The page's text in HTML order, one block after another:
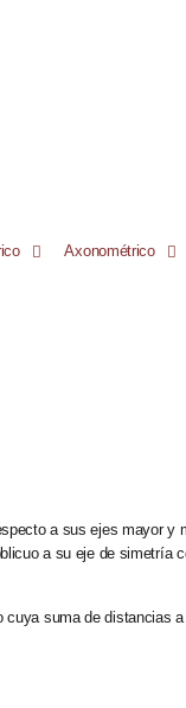
Axonométrico
a sus ejes mayor y
a su eje de simetría
suma de distancias